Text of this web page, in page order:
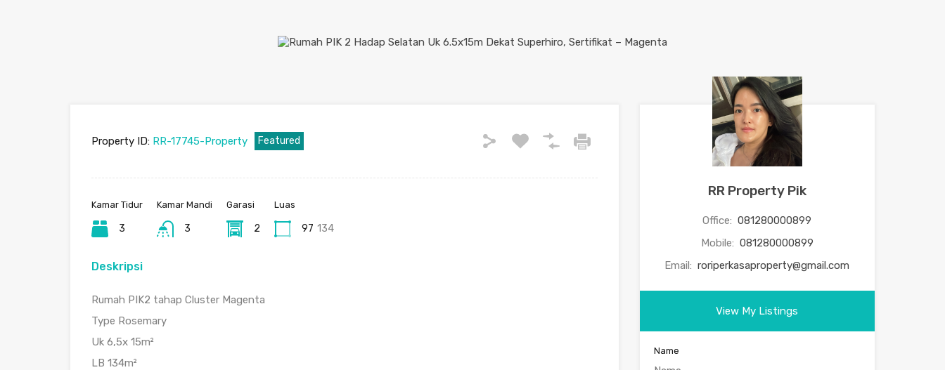
Property ID: RR-17745-Property Featured
Kamar Tidur
3
Kamar Mandi
3
Garasi
2
Luas
97 134
Deskripsi
Rumah PIK2 tahap Cluster Magenta
Type Rosemary
Uk 6,5x 15m²
LB 134m²
RR Property Pik
Office: 081280000899
Mobile: 081280000899
Email: roriperkasaproperty@gmail.com
View My Listings
Name